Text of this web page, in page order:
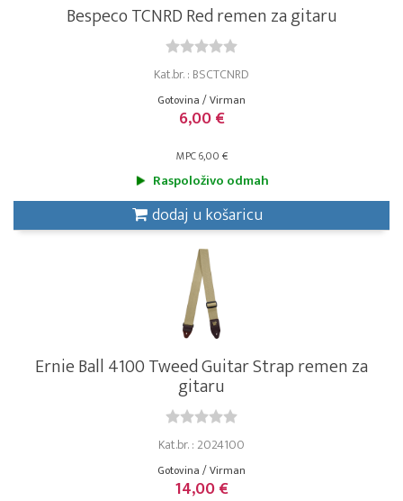
Bespeco TCNRD Red remen za gitaru
Kat.br. : BSCTCNRD
Gotovina / Virman
6,00 €
MPC 6,00 €
Raspoloživo odmah
dodaj u košaricu
Ernie Ball 4100 Tweed Guitar Strap remen za
gitaru
Kat.br. : 2024100
Gotovina / Virman
14,00 €